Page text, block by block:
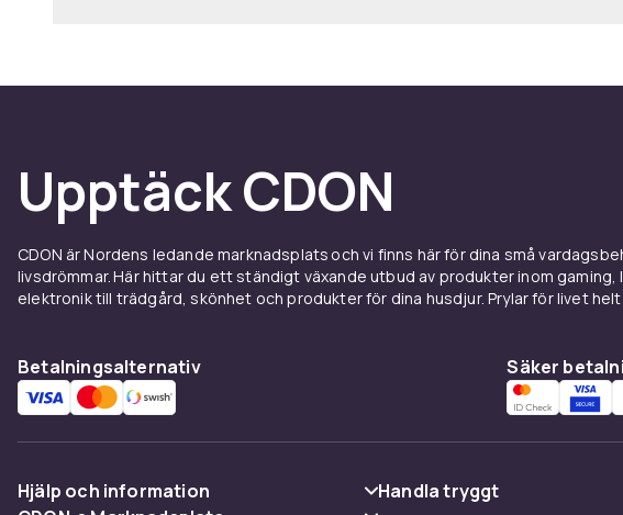
Upptäck CDON
CDON är Nordens ledande marknadsplats och vi finns här för dina små
livsdrömmar. Här hittar du ett ständigt växande utbud av produkter inom gaming,
elektronik till trädgård, skönhet och produkter för dina husdjur. Prylar för livet
Betalningsalternativ Säker
Hjälp och information
Handla tryggt